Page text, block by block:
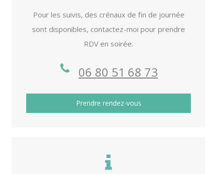
Pour les suivis, des crénaux de fin de journée
sont disponibles, contactez-moi pour prendre
RDV en soirée.
06 80 51 68 73
Prendre rendez-vous